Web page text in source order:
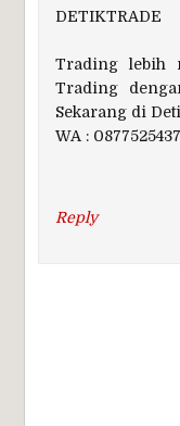
DETIKTRADE
Trading lebih
Trading
Sekarang di
WA :
Reply